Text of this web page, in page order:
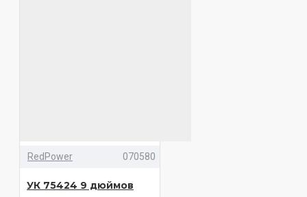
RedPower 070580
УК 75424 9 дюймов